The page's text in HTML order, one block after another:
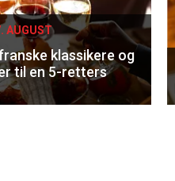
AUGUST
klassikere og
til en 5-retters